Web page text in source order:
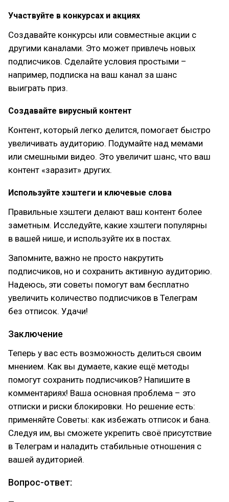
Участвуйте в конкурсах и акциях
Создавайте конкурсы или совместные акции с
другими каналами. Это может привлечь новых
подписчиков. Сделайте условия простыми –
например, подписка на ваш канал за шанс
выиграть приз.
Создавайте вирусный контент
Контент, который легко делится, помогает быстро
увеличивать аудиторию. Подумайте над мемами
или смешными видео. Это увеличит шанс, что ваш
контент «заразит» других.
Используйте хэштеги и ключевые слова
Правильные хэштеги делают ваш контент более
заметным. Исследуйте, какие хэштеги популярны
в вашей нише, и используйте их в постах.
Запомните, важно не просто накрутить
подписчиков, но и сохранить активную аудиторию.
Надеюсь, эти советы помогут вам бесплатно
увеличить количество подписчиков в Телеграм
без отписок. Удачи!
Заключение
Теперь у вас есть возможность делиться своим
мнением. Как вы думаете, какие ещё методы
помогут сохранить подписчиков? Напишите в
комментариях! Ваша основная проблема – это
отписки и риски блокировки. Но решение есть:
применяйте Советы: как избежать отписок и бана.
Следуя им, вы сможете укрепить своё присутствие
в Телеграм и наладить стабильные отношения с
вашей аудиторией.
Вопрос-ответ: